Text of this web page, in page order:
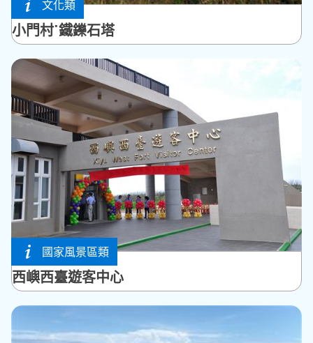
文化類
西嶼鄉
小門村˙鐵鑠石塔
國家風景區類
西嶼鄉
西嶼西臺遊客中心